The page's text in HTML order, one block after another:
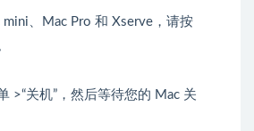
、Mac Pro 和 Xserve，请按
>“关机”，然后等待您的 Mac 关